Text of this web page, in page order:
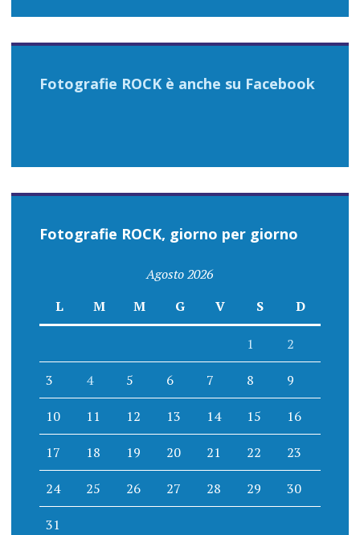
Fotografie ROCK è anche su Facebook
Fotografie ROCK, giorno per giorno
Agosto 2026
L
M M G V S D
1 2
3 4 5 6 7 8 9
10 11 12 13 14 15 16
17 18 19 20 21 22 23
24 25 26 27 28 29 30
31